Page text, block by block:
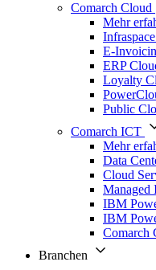
Comarch Cloud
Mehr
E-
ERP
Loyalty
Public
Comarch ICT
Mehr
Data
Cloud
Managed
IBM
IBM
Comarch
Branchen